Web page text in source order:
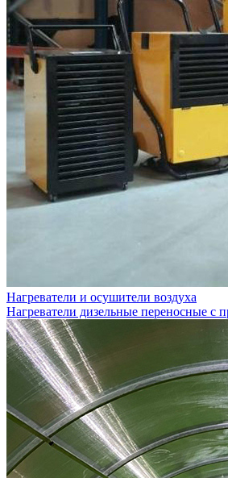
Нагреватели и осушители воздуха
Нагреватели дизельные переносные с